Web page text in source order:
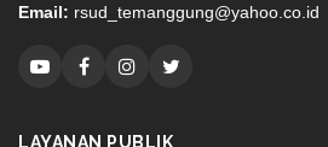
Email: rsud_temanggung@yahoo.co.id
LAYANAN PUBLIK